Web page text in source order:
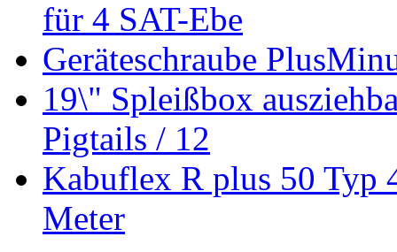
für 4 SAT-Ebe
Geräteschraube
19\" Spleißbox
Pigtails / 12
Kabuflex R plus 50 Typ
Meter